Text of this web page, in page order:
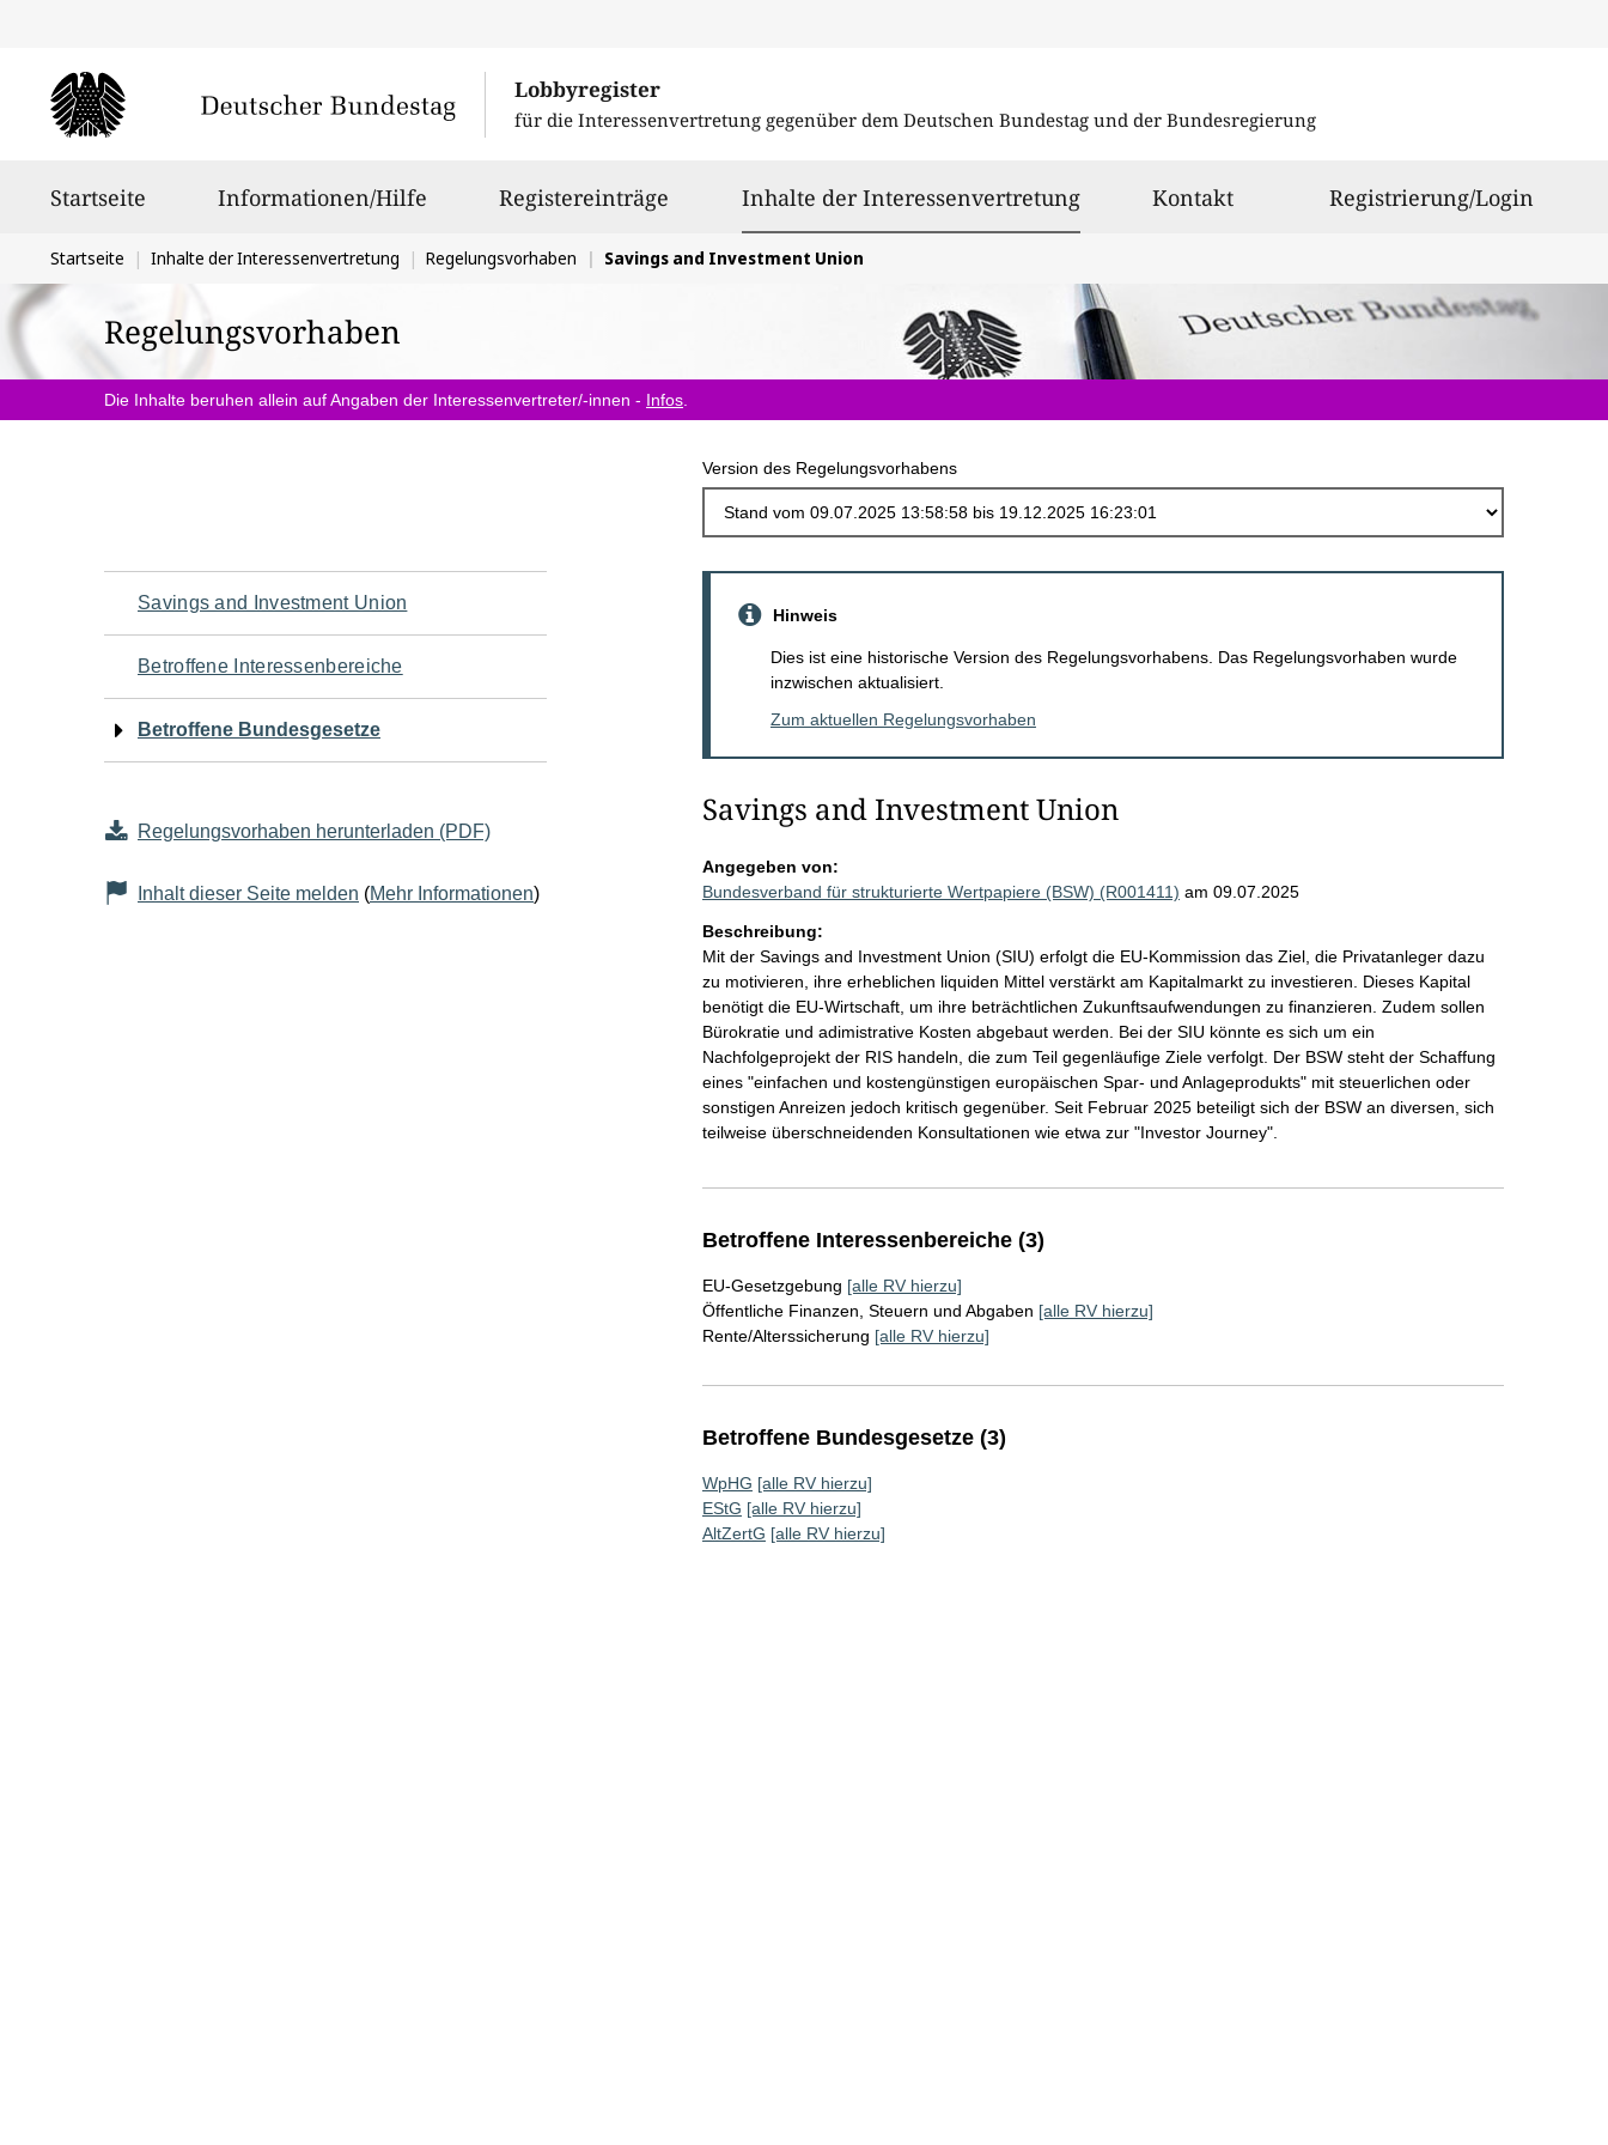
Lobbyregister
für die Interessenvertretung gegenüber dem Deutschen Bundestag und der Bundesregierung
Startseite Informationen/Hilfe Registereinträge Inhalte der Interessenvertretungausgewählt
Kontakt Registrierung/Login
Sie
befinden
sich
hier:
Startseite Inhalte der Interessenvertretung Regelungsvorhaben Savings and Investment Union
Regelungsvorhaben
Die Inhalte beruhen allein auf Angaben der Interessenvertreter/-innen - Infos
Version des Regelungsvorhabens
Navigation
für
den
Seiteninhalt
Savings and Investment Union
Betroffene Interessenbereiche
Betroffene Bundesgesetze
Regelungsvorhaben herunterladen (PDF)
Inhalt dieser Seite melden (Mehr Informationen)
Hinweis
Dies ist eine historische Version des Regelungsvorhabens. Das Regelungsvorhaben wurde
inzwischen aktualisiert.
Zum aktuellen Regelungsvorhaben
Savings and Investment Union
Angegeben von:
Bundesverband für strukturierte Wertpapiere (BSW) (R001411) am 09.07.2025
Beschreibung:
Mit der Savings and Investment Union (SIU) erfolgt die EU-Kommission das Ziel, die Privatanleger dazu
zu motivieren, ihre erheblichen liquiden Mittel verstärkt am Kapitalmarkt zu investieren. Dieses Kapital
benötigt die EU-Wirtschaft, um ihre beträchtlichen Zukunftsaufwendungen zu finanzieren. Zudem sollen
Bürokratie und adimistrative Kosten abgebaut werden. Bei der SIU könnte es sich um ein
Nachfolgeprojekt der RIS handeln, die zum Teil gegenläufige Ziele verfolgt. Der BSW steht der Schaffung
eines "einfachen und kostengünstigen europäischen Spar- und Anlageprodukts" mit steuerlichen oder
sonstigen Anreizen jedoch kritisch gegenüber. Seit Februar 2025 beteiligt sich der BSW an diversen, sich
teilweise überschneidenden Konsultationen wie etwa zur "Investor Journey".
Betroffene Interessenbereiche (3)
EU-Gesetzgebung [alle RV hierzu]
Öffentliche Finanzen, Steuern und Abgaben [alle RV hierzu]
Rente/Alterssicherung [alle RV hierzu]
Betroffene Bundesgesetze (3)
WpHG [alle RV hierzu]
EStG [alle RV hierzu]
AltZertG [alle RV hierzu]